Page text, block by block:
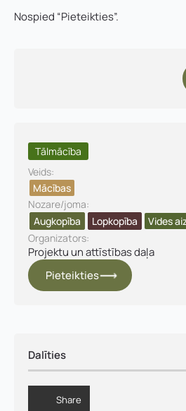
Nospied “Pieteikties”.
Tālmācība
Veids:
Mācības
Nozare/joma:
Augkopība
Lopkopība
Vides
Organizators:
Projektu un attīstības daļa
Pieteikties
Dalīties
Share